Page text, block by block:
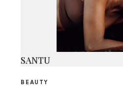
SANTU
BEAUTY